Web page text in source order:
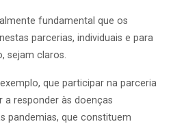
fundamental que os
parcerias, individuais e para
sejam claros.
que participar na parceria
a responder às doenças
pandemias, que constituem